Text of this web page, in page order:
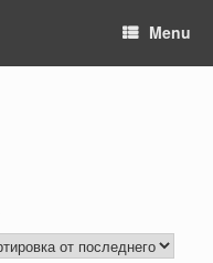
Menu